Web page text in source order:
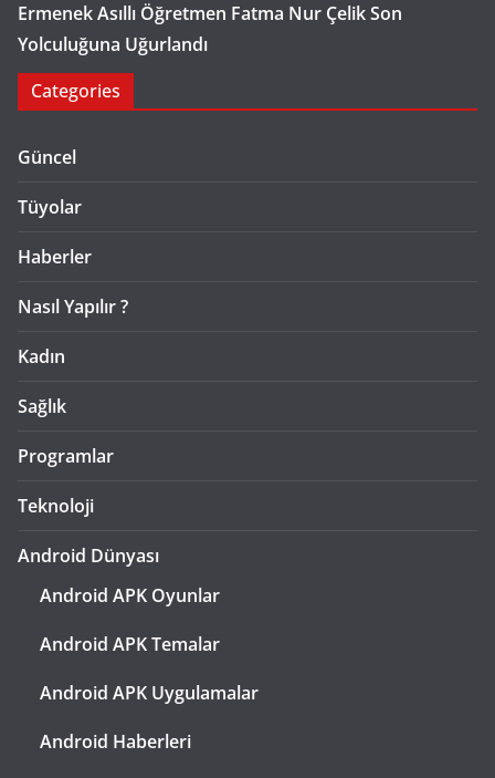
Ermenek Asıllı Öğretmen Fatma Nur Çelik Son
Yolculuğuna Uğurlandı
Categories
Güncel
Tüyolar
Haberler
Nasıl Yapılır ?
Kadın
Sağlık
Programlar
Teknoloji
Android Dünyası
Android APK Oyunlar
Android APK Temalar
Android APK Uygulamalar
Android Haberleri